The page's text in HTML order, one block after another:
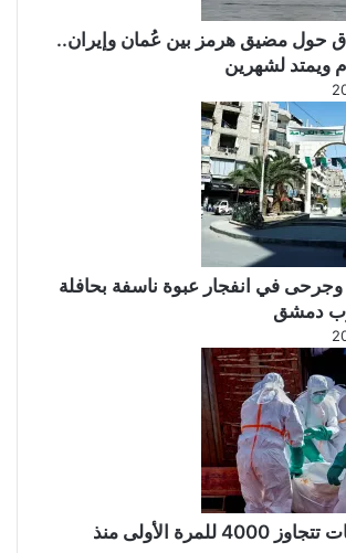
حول مضيق هرمز بين عُمان وإيران..
ويمتد لشهرين
في انفجار عبوة ناسفة بحافلة
دمشق
إيبولا.. الإصابات تتجاوز 4000 للمرة الأولى منذ